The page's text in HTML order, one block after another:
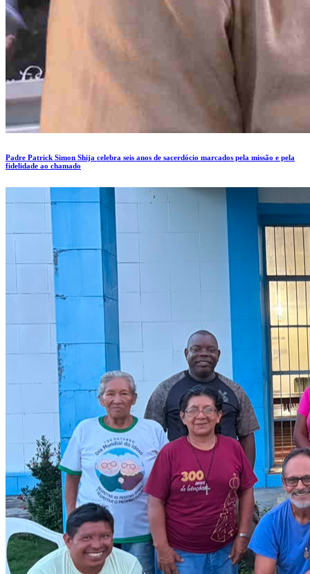
Padre Patrick Simon Shija celebra seis anos de sacerdócio marcados pela missão e pela
fidelidade ao chamado